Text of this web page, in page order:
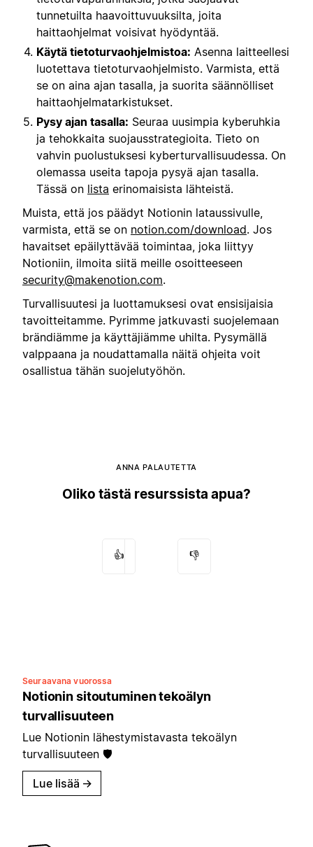
tunnetuilta haavoittuvuuksilta, joita
haittaohjelmat voisivat hyödyntää.
Käytä tietoturvaohjelmistoa: Asenna laitteellesi
luotettava tietoturvaohjelmisto. Varmista, että
se on aina ajan tasalla, ja suorita säännölliset
haittaohjelmatarkistukset.
Pysy ajan tasalla: Seuraa uusimpia kyberuhkia
ja tehokkaita suojausstrategioita. Tieto on
vahvin puolustuksesi kyberturvallisuudessa. On
olemassa useita tapoja pysyä ajan tasalla.
Tässä on lista erinomaisista lähteistä.
Muista, että jos päädyt Notionin lataussivulle,
varmista, että se on notion.com/download. Jos
havaitset epäilyttävää toimintaa, joka liittyy
Notioniin, ilmoita siitä meille osoitteeseen
security@makenotion.com.
Turvallisuutesi ja luottamuksesi ovat ensisijaisia
tavoitteitamme. Pyrimme jatkuvasti suojelemaan
brändiämme ja käyttäjiämme uhilta. Pysymällä
valppaana ja noudattamalla näitä ohjeita voit
osallistua tähän suojelutyöhön.
ANNA PALAUTETTA
Oliko tästä resurssista apua?
👍 👎
Seuraavana vuorossa
Notionin sitoutuminen tekoälyn
turvallisuuteen
Lue Notionin lähestymistavasta tekoälyn
turvallisuuteen 🛡️
Lue lisää →